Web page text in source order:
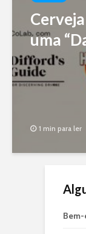
Cerveja
uma
1 min para ler